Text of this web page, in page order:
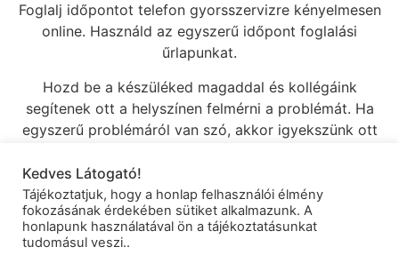
Foglalj időpontot telefon gyorsszervizre kényelmesen
online. Használd az egyszerű időpont foglalási
űrlapunkat.
Hozd be a készüléked magaddal és kollégáink
segítenek ott a helyszínen felmérni a problémát. Ha
egyszerű problémáról van szó, akkor igyekszünk ott
várhatsz. Ha pedig komplex problémával állunk
szemben, akkor előzetes ajánlat alapján rövid
határidővel megjavítjuk neked a készüléked.
Kedves Látogató!
Tájékoztatjuk, hogy a honlap felhasználói élmény
fokozásának érdekében sütiket alkalmazunk. A
honlapunk használatával ön a tájékoztatásunkat
tudomásul veszi..